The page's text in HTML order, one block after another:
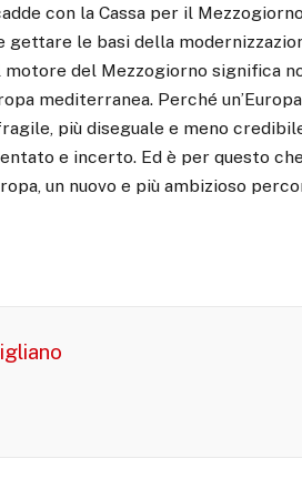
con la Cassa per il
le basi della
del Mezzogiorno significa
mediterranea. Perché
più diseguale e meno
e incerto. Ed è per questo
un nuovo e più ambizioso